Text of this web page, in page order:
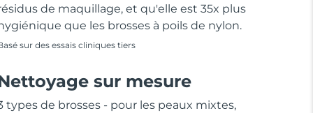
de maquillage, et qu'elle est 35x plus
que les brosses à poils de nylon.
sur des essais cliniques tiers
sur mesure
types de brosses - pour les peaux mixtes,